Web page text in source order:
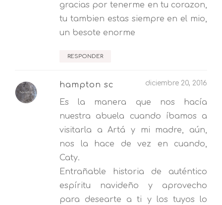
gracias por tenerme en tu corazon,
tu tambien estas siempre en el mio,
un besote enorme
RESPONDER
hampton sc diciembre 20, 2016
Es la manera que nos hacía
nuestra abuela cuando íbamos a
visitarla a Artá y mi madre, aún,
nos la hace de vez en cuando,
Caty.
Entrañable historia de auténtico
espíritu navideño y aprovecho
para desearte a ti y los tuyos lo